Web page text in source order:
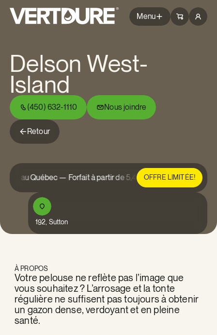
Groupe Vertdure Menu
Groupe Vertdure
Services
Conseils
Questions
Succursales
À propos
Delson West-
Island
(450) 632-1110 Nous joindre
Retour
au Québec — Forfait à partir de 5,49 $/semaine. +120
OFFRE LIMITÉE!
192, Sutton
Obtenir l'itinéraire
À PROPOS
Votre pelouse ne reflète pas l’image que
vous souhaitez ? L’arrosage et la tonte
régulière ne suffisent pas toujours à obtenir
un gazon dense, verdoyant et en pleine
santé.